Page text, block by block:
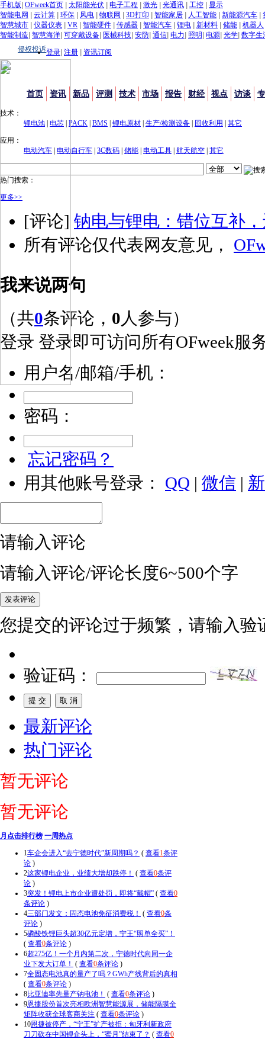
手机版 OFweek首页 太阳能光伏 电子工程 激光 光通讯 工控
显示
智能电网
云计算 环保 风电 物联网 3D打印 智能家居 人工智能 新能源汽车
智慧城市
仪器仪表 VR 智能硬件 传感器 智能汽车 锂电 新材料 储能
机器人
智能制造 智慧海洋 可穿戴设备 医械科技 安防 通信 电力 照明 电源 光学 数字生
侵权投诉登录 注册 资讯订阅
首页 资讯 新品 评测 技术 市场 报告 财经 视点 访谈
技术：
锂电池 电芯 PACK BMS 锂电原材 生产/检测设备 回收利用 其它
应用：
电动汽车 电动自行车 3C数码 储能 电动工具 航天航空 其它
热门搜索：
更多>>
[评论] 钠电与锂电：错位互补
所有评论仅代表网友意见，
我来说两句
（共0条评论， 0 人参与）
登录 登录即可访问所有OFweek服
用户名/邮箱/手机：
密码：
忘记密码？
用其他账号登录： QQ | 微信 |
请输入评论
请输入评论/评论长度6~500个字
您提交的评论过于频繁，请输入验
验证码：
最新评论
热门评论
暂无评论
暂无评论
月点击排行榜 一周热点
1车企会进入“去宁德时代”新周期吗？ ( 查看1条评
论 )
2这家锂电企业，业绩大增却跌停！ ( 查看0条评
论 )
3突发！锂电上市企业遭处罚，即将“戴帽” ( 查看0
条评论 )
4三部门发文：固态电池免征消费税！ ( 查看0条
评论 )
5磷酸铁锂巨头超30亿元定增，宁王“照单全买”！
( 查看0条评论 )
6超275亿！一个月内第二次，宁德时代向同一企
业下发大订单！ ( 查看0条评论 )
7全固态电池真的量产了吗？GWh产线背后的真相
( 查看0条评论 )
8比亚迪率先量产钠电池！ ( 查看0条评论 )
9恩捷股份首次亮相欧洲智慧能源展，储能隔膜全
矩阵收获全球客商关注 ( 查看0条评论 )
10恩捷被停产，“宁王”扩产被拒：匈牙利新政府
刀刀砍在中国锂企头上，“蜜月”结束了？ ( 查看0